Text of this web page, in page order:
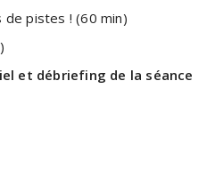
de pistes ! (60 min)
et débriefing de la séance